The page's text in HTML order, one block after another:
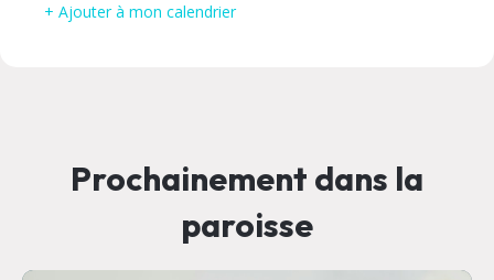
+ Ajouter à mon calendrier
Prochainement dans la
paroisse